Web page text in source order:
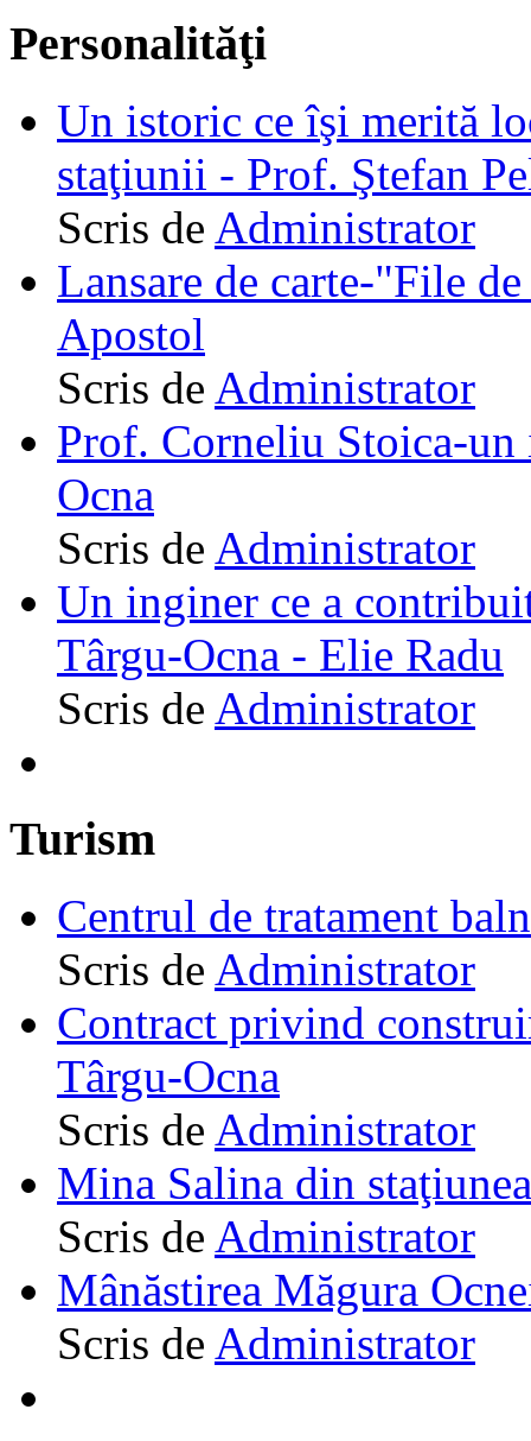
Personalităţi
Un istoric ce îşi merită
staţiunii - Prof. Ştefan
Scris de Administrator
Lansare de carte-"File
Apostol
Scris de Administrator
Prof. Corneliu Stoica-
Ocna
Scris de Administrator
Un inginer ce a
Târgu-Ocna - Elie Radu
Scris de Administrator
Turism
Centrul de tratament
Scris de Administrator
Contract privind
Târgu-Ocna
Scris de Administrator
Mina Salina din
Scris de Administrator
Mânăstirea Măgura
Scris de Administrator